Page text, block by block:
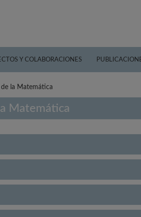
Y COLABORACIONES
la Matemática
Matemática